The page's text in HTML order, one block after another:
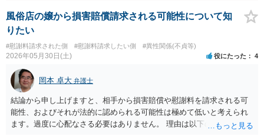
風俗店の嬢から損害賠償請求される可能性について知
りたい
#慰謝料請求された側 #慰謝料請求したい側 #異性関係(不貞等)
2026年05月30日(土) 役にたった 4
岡本 卓大 弁護士
結論から申し上げますと、相手から損害賠償や慰謝料を請求される可
能性、およびそれが法的に認められる可能性は極めて低いと考えられ
ます。過度に心配なさる必要はありません。 理由は以下の3点です。